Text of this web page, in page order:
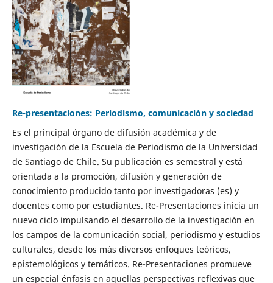
Re-presentaciones: Periodismo, comunicación y sociedad
Es el principal órgano de difusión académica y de
investigación de la Escuela de Periodismo de la Universidad
de Santiago de Chile. Su publicación es semestral y está
orientada a la promoción, difusión y generación de
conocimiento producido tanto por investigadoras (es) y
docentes como por estudiantes. Re-Presentaciones inicia un
nuevo ciclo impulsando el desarrollo de la investigación en
los campos de la comunicación social, periodismo y estudios
culturales, desde los más diversos enfoques teóricos,
epistemológicos y temáticos. Re-Presentaciones promueve
un especial énfasis en aquellas perspectivas reflexivas que